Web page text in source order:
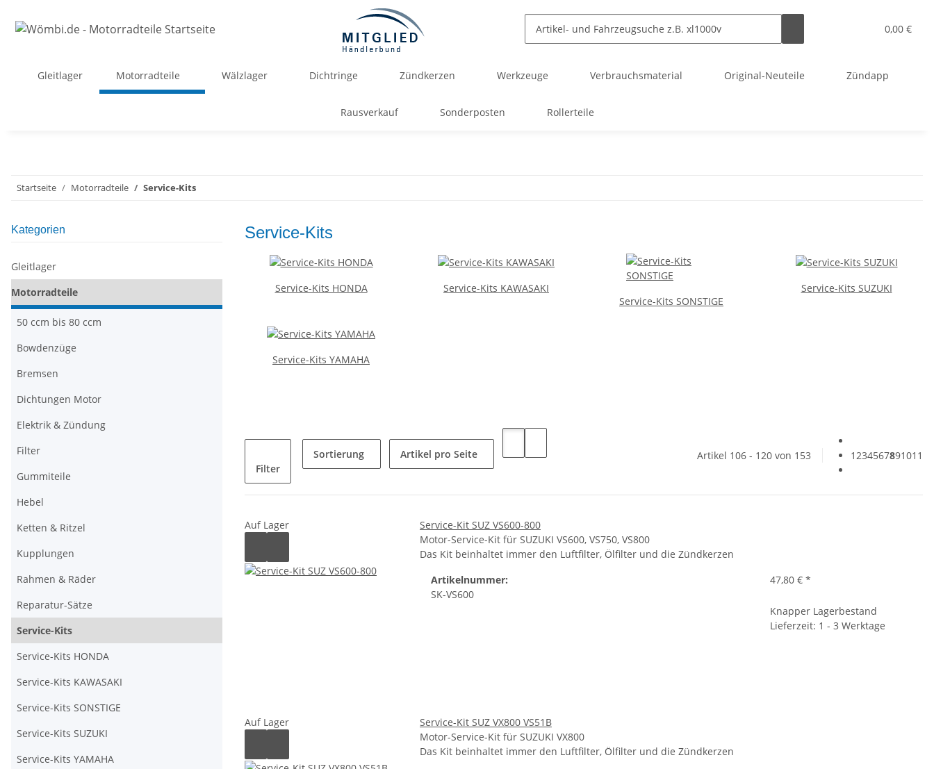
0,00 €
Gleitlager Motorradteile Wälzlager Dichtringe Zündkerzen Werkzeuge Verbrauchsmaterial Original-Neuteile Zündapp
Rausverkauf Sonderposten Rollerteile
Startseite Motorradteile Service-Kits
Service-Kits
Service-Kits HONDA
Service-Kits KAWASAKI
Service-Kits SONSTIGE
Service-Kits SUZUKI
Service-Kits YAMAHA
Filter
Sortierung Artikel pro Seite Artikel 106 - 120 von 153 1234567891011
Auf Lager
Service-Kit SUZ VS600-800
Motor-Service-Kit für SUZUKI VS600, VS750, VS800
Das Kit beinhaltet immer den Luftfilter, Ölfilter und die Zündkerzen
Artikelnummer:
SK-VS600
47,80 € *
Knapper Lagerbestand
Lieferzeit: 1 - 3 Werktage
Auf Lager
Service-Kit SUZ VX800 VS51B
Motor-Service-Kit für SUZUKI VX800
Das Kit beinhaltet immer den Luftfilter, Ölfilter und die Zündkerzen
Kategorien
Gleitlager
Motorradteile
50 ccm bis 80 ccm
Bowdenzüge
Bremsen
Dichtungen Motor
Elektrik & Zündung
Filter
Gummiteile
Hebel
Ketten & Ritzel
Kupplungen
Rahmen & Räder
Reparatur-Sätze
Service-Kits
Service-Kits HONDA
Service-Kits KAWASAKI
Service-Kits SONSTIGE
Service-Kits SUZUKI
Service-Kits YAMAHA